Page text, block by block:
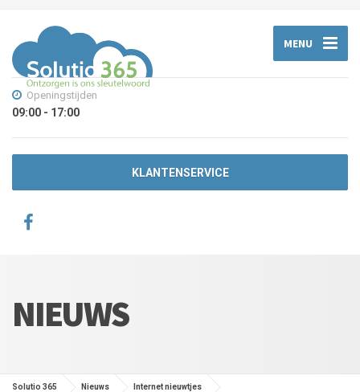
MENU
Openingstijden
09:00 - 17:00
KLANTENSERVICE
NIEUWS
Solutio 365 Nieuws Internet nieuwtjes